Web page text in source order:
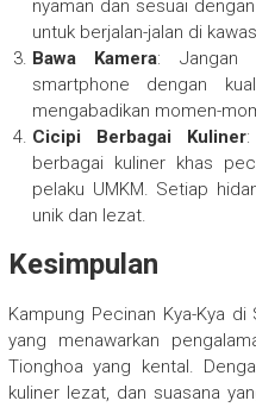
nyaman dan sesuai
untuk berjalan-jalan di
Bawa Kamera: Jangan
smartphone dengan
mengabadikan momen-
Cicipi Berbagai Kuliner:
berbagai kuliner khas
pelaku UMKM. Setiap
unik dan lezat.
Kesimpulan
Kampung Pecinan Kya-Kya
yang menawarkan
Tionghoa yang kental.
kuliner lezat, dan suasana